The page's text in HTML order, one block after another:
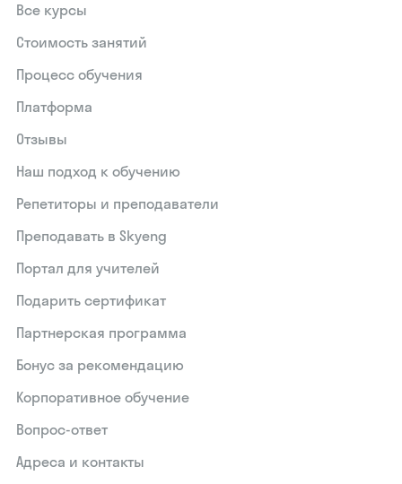
Все курсы
Стоимость занятий
Процесс обучения
Платформа
Отзывы
Наш подход к обучению
Репетиторы и преподаватели
Преподавать в Skyeng
Портал для учителей
Подарить сертификат
Партнерская программа
Бонус за рекомендацию
Корпоративное обучение
Вопрос-ответ
Адреса и контакты